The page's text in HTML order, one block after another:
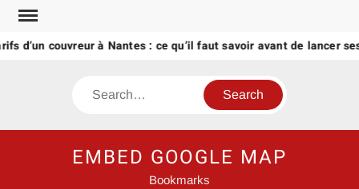
Skip
contentcouvreur à Nantes : ce qu’il faut savoir avant de lancer ses
Search
EMBED GOOGLE MAP
Bookmarks